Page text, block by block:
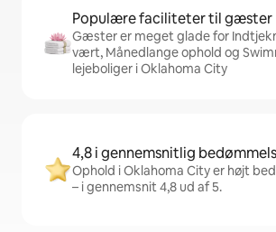
Populære faciliteter til gæster
Gæster er meget glade for
vært, Månedlange ophold og
lejeboliger i Oklahoma City
4,8 i gennemsnitlig
Ophold i Oklahoma City er højt
– i gennemsnit 4,8 ud af 5.